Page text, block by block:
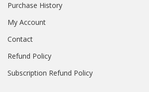
Purchase History
My Account
Contact
Refund Policy
Subscription Refund Policy